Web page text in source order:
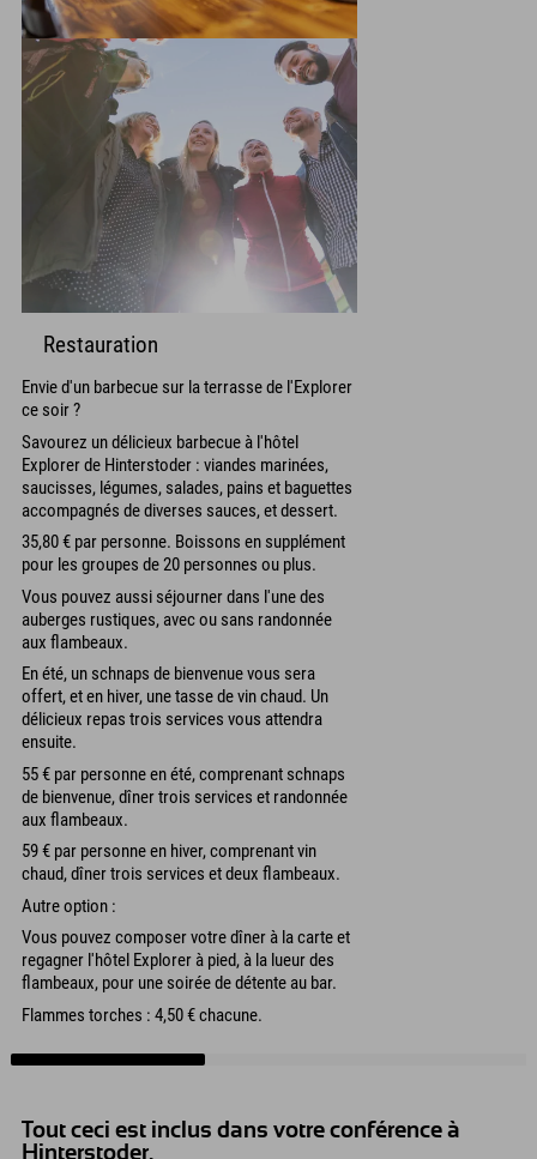
Restauration
Envie d'un barbecue sur la terrasse de l'Explorer
ce soir ?
Savourez un délicieux barbecue à l'hôtel
Explorer de Hinterstoder : viandes marinées,
saucisses, légumes, salades, pains et baguettes
accompagnés de diverses sauces, et dessert.
35,80 € par personne. Boissons en supplément
pour les groupes de 20 personnes ou plus.
Vous pouvez aussi séjourner dans l'une des
auberges rustiques, avec ou sans randonnée
aux flambeaux.
En été, un schnaps de bienvenue vous sera
offert, et en hiver, une tasse de vin chaud. Un
délicieux repas trois services vous attendra
ensuite.
55 € par personne en été, comprenant schnaps
de bienvenue, dîner trois services et randonnée
aux flambeaux.
59 € par personne en hiver, comprenant vin
chaud, dîner trois services et deux flambeaux.
Autre option :
Vous pouvez composer votre dîner à la carte et
regagner l'hôtel Explorer à pied, à la lueur des
flambeaux, pour une soirée de détente au bar.
Flammes torches : 4,50 € chacune.
Tout ceci est inclus dans votre conférence à
Hinterstoder.